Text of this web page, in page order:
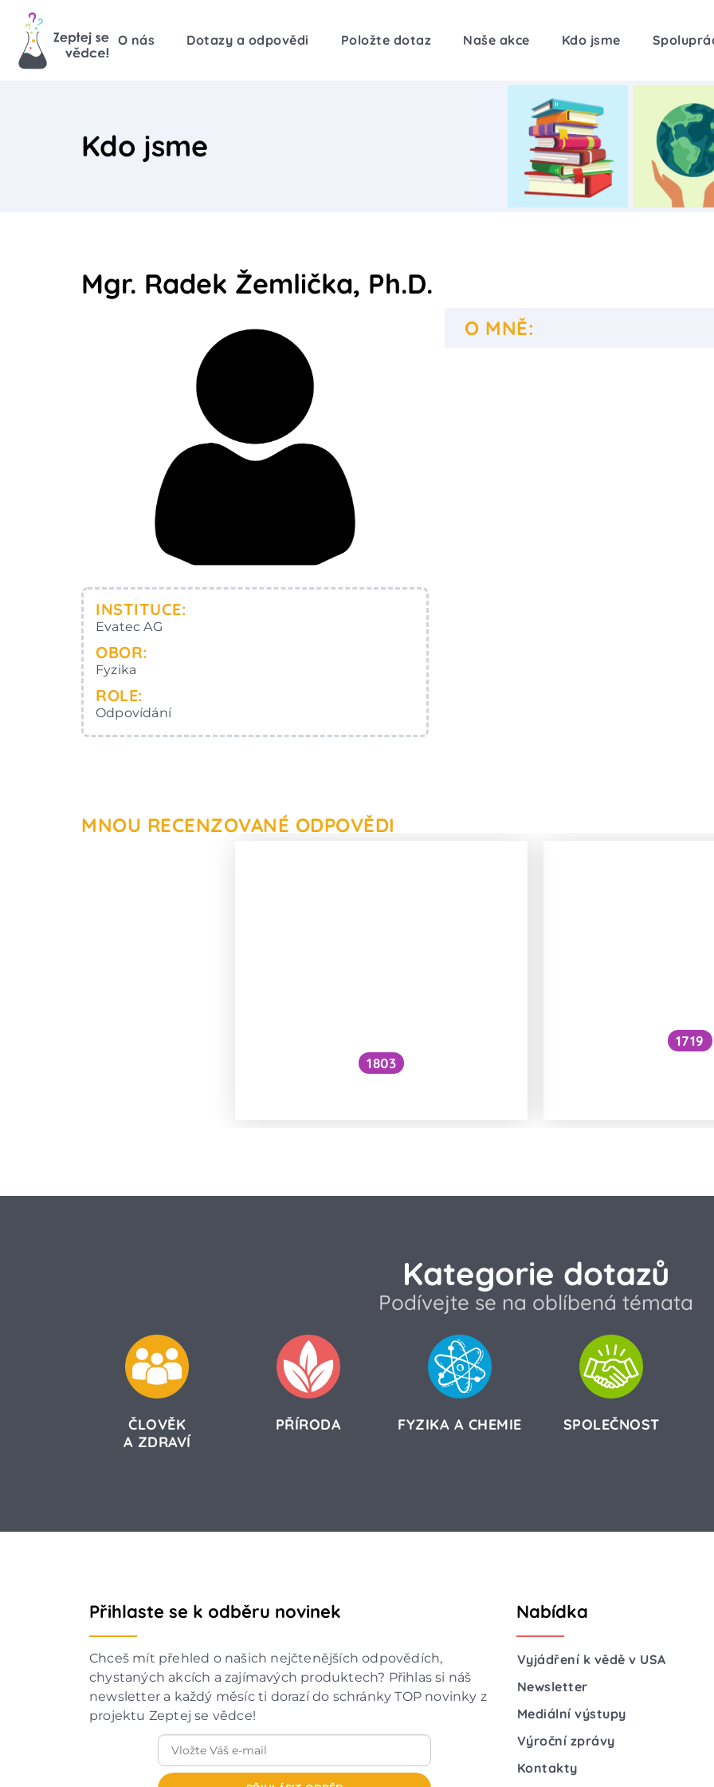
O nás Dotazy a odpovědi Položte dotaz Naše akce Kdo jsme
Kdo jsme
Mgr. Radek Žemlička, Ph.D.
INSTITUCE:
Evatec AG
OBOR:
Fyzika
ROLE:
Odpovídání
O MNĚ:
MNOU RECENZOVANÉ ODPOVĚDI
1803
1719
Kategorie dotazů
Podívejte se na oblíbená témata
ČLOVĚK
A ZDRAVÍ
PŘÍRODA FYZIKA A CHEMIE SPOLEČNOST
Přihlaste se k odběru novinek
Chceš mít přehled o našich nejčtenějších odpovědích,
chystaných akcích a zajímavých produktech? Přihlas si náš
newsletter a každý měsíc ti dorazí do schránky TOP novinky z
projektu Zeptej se vědce!
Nabídka
Vyjádření k vědě v USA
Newsletter
Mediální výstupy
Výroční zprávy
Kontakty